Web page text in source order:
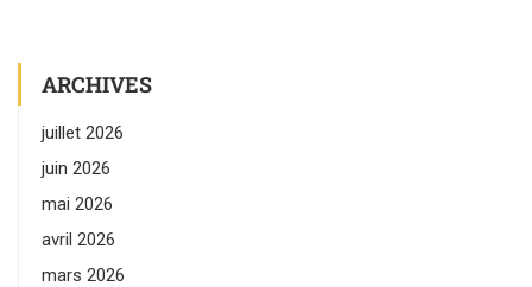
ARCHIVES
juillet 2026
juin 2026
mai 2026
avril 2026
mars 2026